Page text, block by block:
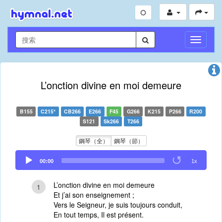
切
換
導
L’onction divine en moi demeure
B155 C215* CB266 E266 F45 G266 K215 P266
R200
S121
Sk266 T266
鋼琴（全） 鋼琴（節）
Audio
Player
00:00 1x
1
L’onction divine en moi demeure
Et j’ai son enseignement ;
Vers le Seigneur, je suis toujours conduit,
En tout temps, Il est présent.